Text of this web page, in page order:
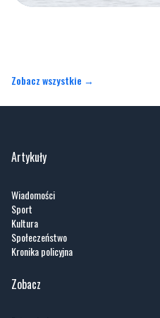
Zobacz wszystkie →
Artykuły
Wiadomości
Sport
Kultura
Społeczeństwo
Kronika policyjna
Zobacz